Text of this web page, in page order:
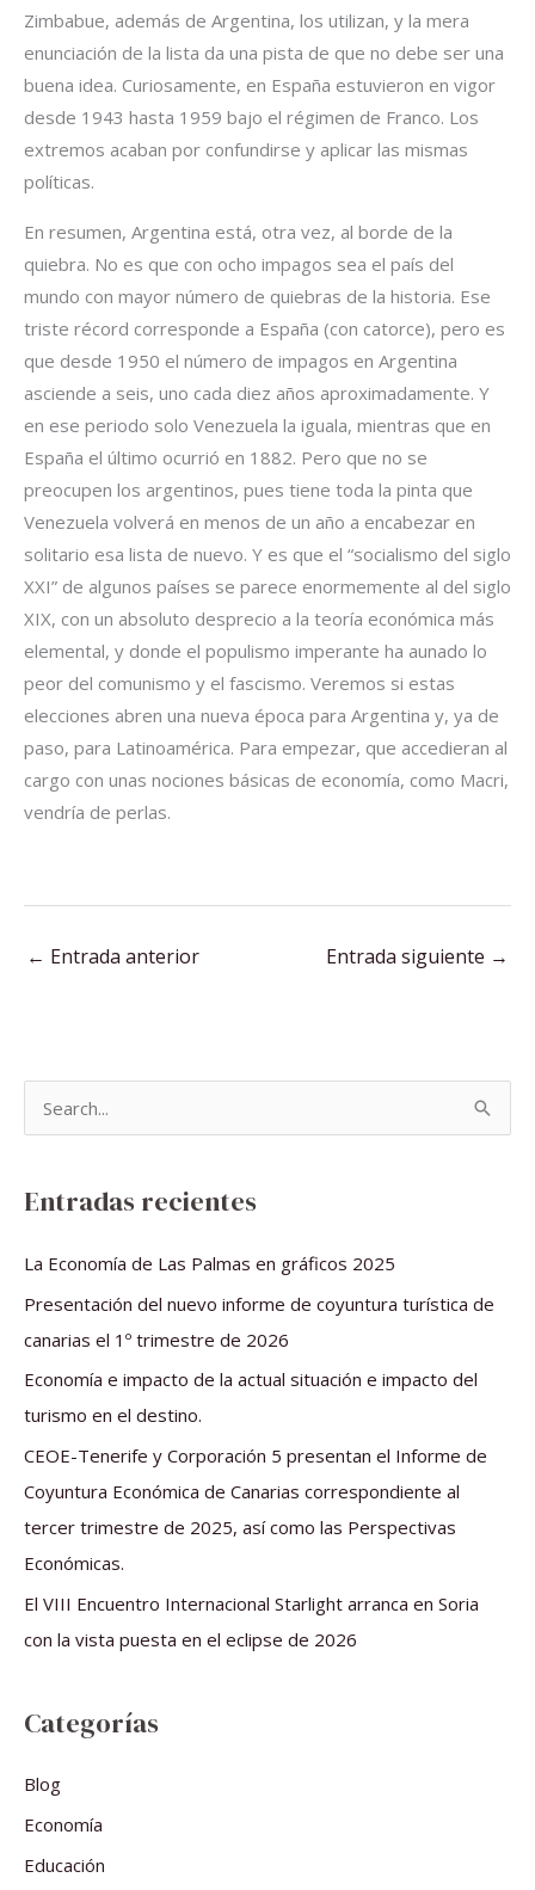
Zimbabue, además de Argentina, los utilizan, y la mera
enunciación de la lista da una pista de que no debe ser una
buena idea. Curiosamente, en España estuvieron en vigor
desde 1943 hasta 1959 bajo el régimen de Franco. Los
extremos acaban por confundirse y aplicar las mismas
políticas.
En resumen, Argentina está, otra vez, al borde de la
quiebra. No es que con ocho impagos sea el país del
mundo con mayor número de quiebras de la historia. Ese
triste récord corresponde a España (con catorce), pero es
que desde 1950 el número de impagos en Argentina
asciende a seis, uno cada diez años aproximadamente. Y
en ese periodo solo Venezuela la iguala, mientras que en
España el último ocurrió en 1882. Pero que no se
preocupen los argentinos, pues tiene toda la pinta que
Venezuela volverá en menos de un año a encabezar en
solitario esa lista de nuevo. Y es que el “socialismo del siglo
XXI” de algunos países se parece enormemente al del siglo
XIX, con un absoluto desprecio a la teoría económica más
elemental, y donde el populismo imperante ha aunado lo
peor del comunismo y el fascismo. Veremos si estas
elecciones abren una nueva época para Argentina y, ya de
paso, para Latinoamérica. Para empezar, que accedieran al
cargo con unas nociones básicas de economía, como Macri,
vendría de perlas.
← Entrada anterior Entrada siguiente →
a
Entradas recientes
La Economía de Las Palmas en gráficos 2025
Presentación del nuevo informe de coyuntura turística de
canarias el 1º trimestre de 2026
Economía e impacto de la actual situación e impacto del
turismo en el destino.
CEOE-Tenerife y Corporación 5 presentan el Informe de
Coyuntura Económica de Canarias correspondiente al
tercer trimestre de 2025, así como las Perspectivas
Económicas.
El VIII Encuentro Internacional Starlight arranca en Soria
con la vista puesta en el eclipse de 2026
Categorías
Blog
Economía
Educación